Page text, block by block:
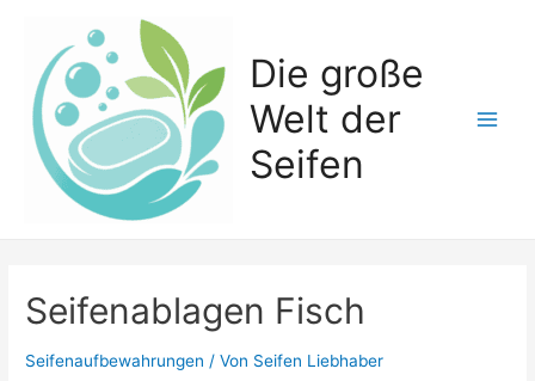
springen
Die große
Welt der
Seifen
Seifenablagen Fisch
Seifenaufbewahrungen / Von Seifen Liebhaber